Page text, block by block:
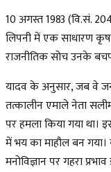
10 अगस्त 1983 (वि.सं.
लिपनी में एक साधारण
राजनीतिक सोच उनके
यादव के अनुसार, जब वे
तत्कालीन एमाले नेता
पर हमला किया गया
में भय का माहौल बन
मनोविज्ञान पर गहरा प्रभाव